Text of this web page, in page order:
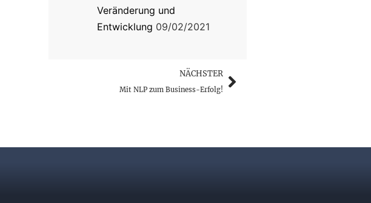
Veränderung und
Entwicklung 09/02/2021
NÄCHSTER
Mit NLP zum Business-Erfolg!